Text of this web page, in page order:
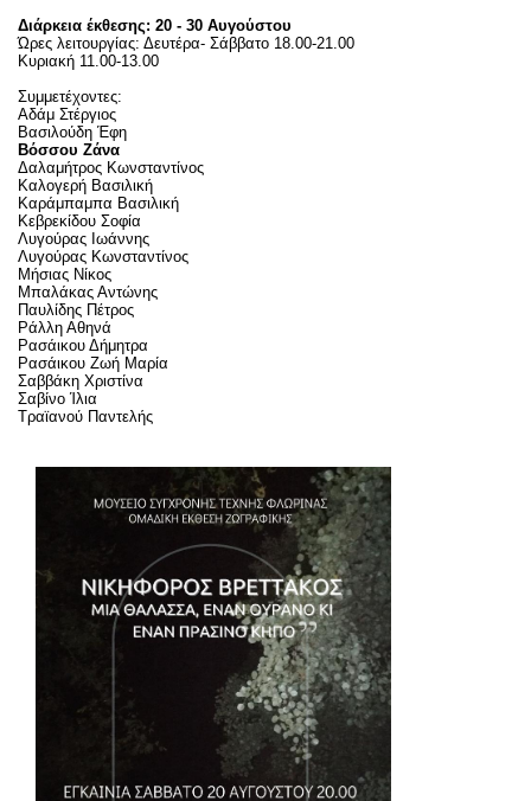
Διάρκεια έκθεσης: 20 - 30 Αυγούστου
Ώρες λειτουργίας: Δευτέρα- Σάββατο 18.00-21.00
Κυριακή 11.00-13.00
Συμμετέχοντες:
Αδάμ Στέργιος
Βασιλούδη Έφη
Βόσσου Ζάνα
Δαλαμήτρος Κωνσταντίνος
Καλογερή Βασιλική
Καράμπαμπα Βασιλική
Κεβρεκίδου Σοφία
Λυγούρας Ιωάννης
Λυγούρας Κωνσταντίνος
Μήσιας Νίκος
Μπαλάκας Αντώνης
Παυλίδης Πέτρος
Ράλλη Αθηνά
Ρασάικου Δήμητρα
Ρασάικου Ζωή Μαρία
Σαββάκη Χριστίνα
Σαβίνο Ίλια
Τραϊανού Παντελής